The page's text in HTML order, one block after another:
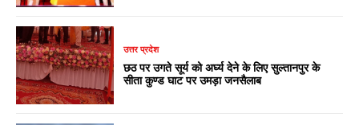
उत्तर प्रदेश
छठ पर उगते सूर्य को अर्घ्य देने के लिए सुल्तानपुर के
सीता कुण्ड घाट पर उमड़ा जनसैलाब